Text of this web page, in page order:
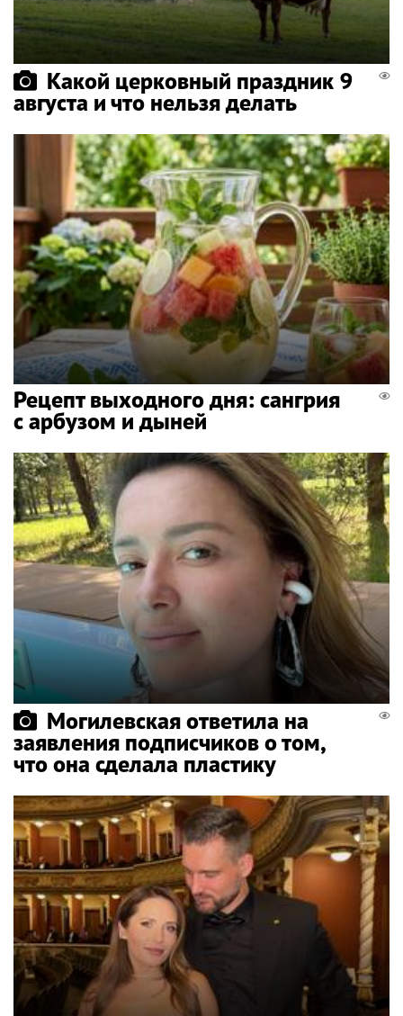
Какой церковный праздник 9
августа и что нельзя делать
Рецепт выходного дня: сангрия
с арбузом и дыней
Могилевская ответила на
заявления подписчиков о том,
что она сделала пластику